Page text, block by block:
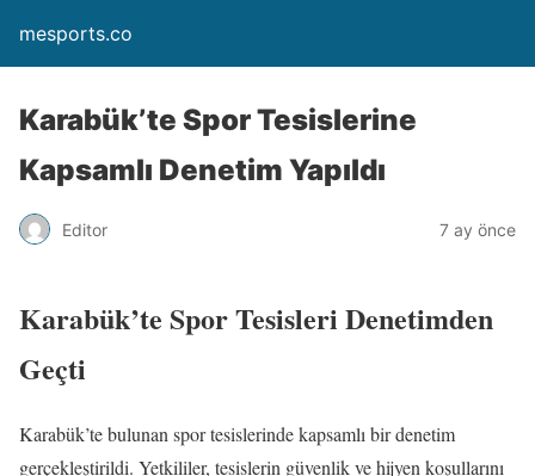
mesports.co
Karabük’te Spor Tesislerine
Kapsamlı Denetim Yapıldı
Editor 7 ay önce
Karabük’te Spor Tesisleri Denetimden
Geçti
Karabük’te bulunan spor tesislerinde kapsamlı bir denetim
gerçekleştirildi. Yetkililer, tesislerin güvenlik ve hijyen koşullarını